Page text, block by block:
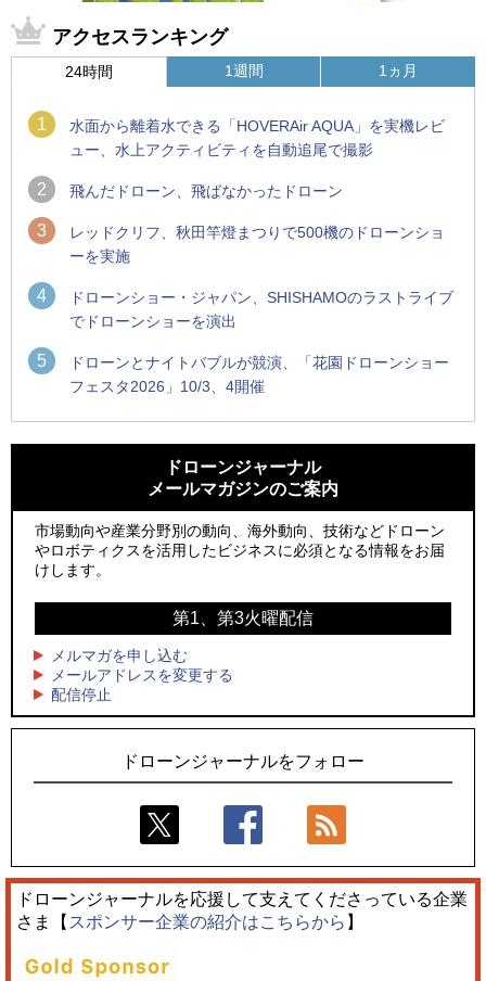
アクセスランキング
24時間
1
水面から離着水できる「HOVERAir AQUA」を実機レビ
ュー、水上アクティビティを自動追尾で撮影
2 飛んだドローン、飛ばなかったドローン
3
レッドクリフ、秋田竿燈まつりで500機のドローンショ
ーを実施
4
ドローンショー・ジャパン、SHISHAMOのラストライブ
でドローンショーを演出
5
ドローンとナイトバブルが競演、「花園ドローンショー
フェスタ2026」10/3、4開催
1週間
ーンが採択、国産機で量産調達を目指す
水面から離着水できる「HOVERAir AQUA」を実機レビュー、
水上アクティビティを自動追尾で撮影
飛んだドローン、飛ばなかったドローン
ドローンとナイトバブルが競演、「花園ドローンショーフェ
スタ2026」10/3、4開催
レーシングカーの製造技術をドローンへ、トピアが大型機と
量産構想を公開
1ヵ月
ン」とドローンショーによる新演出を実施
防衛装備庁「迎撃ドローン早期取得プログラム」にテラドロ
ーンが採択、国産機で量産調達を目指す
水面から離着水できる「HOVERAir AQUA」を実機レビュー、
サザンビーチちがさき花火大会で「復活の花火」打ち上げ、
キリンビールがライブ中継と連動した支援企画
飛んだドローン、飛ばなかったドローン
ドローンジャーナル
メールマガジンのご案内
市場動向や産業分野別の動向、海外動向、技術などドローン
やロボティクスを活用したビジネスに必須となる情報をお届
けします。
第1、第3火曜配信
メルマガを申し込む
メールアドレスを変更する
配信停止
ドローンジャーナルをフォロー
ドローンジャーナルを応援して支えてくださっている企業
さま【 スポンサー企業の紹介はこちらから 】